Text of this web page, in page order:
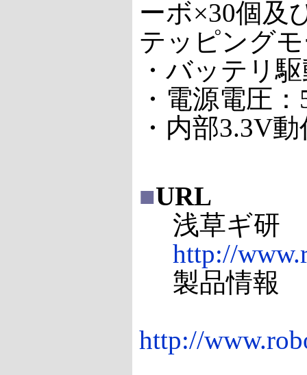
ーボ×30個及
テッピング
・バッテリ
・電源電圧
・内部3.3V
■URL
浅草ギ研
http://
製品情報
http://